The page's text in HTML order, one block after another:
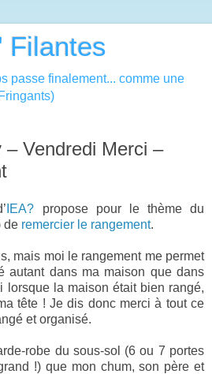
Filantes
passe finalement... comme une
Vendredi Merci –
IEA? propose pour le thème du
de remercier le rangement.
mais moi le rangement me permet
autant dans ma maison que dans
lorsque la maison était bien rangé,
tête ! Je dis donc merci à tout ce
et organisé.
robe du sous-sol (6 ou 7 portes
!) que mon chum, son père et